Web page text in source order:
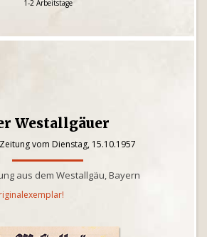
1-2 Arbeitstage
Westallgäuer
vom Dienstag, 15.10.1957
aus dem Westallgäu, Bayern